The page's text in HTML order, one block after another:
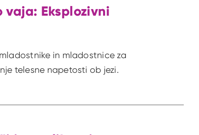
vaja: Eksplozivni
in mladostnice za
telesne napetosti ob jezi.